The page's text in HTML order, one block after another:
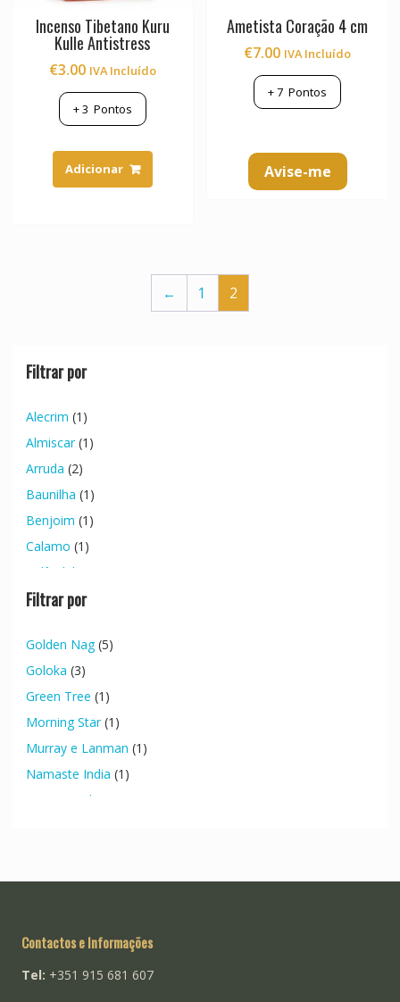
Incenso Tibetano Kuru
Kulle Antistress
€3.00 IVA Incluído
+3 Pontos
Adicionar
Ametista Coração 4 cm
€7.00 IVA Incluído
+7 Pontos
Avise-me
← 1 2
Filtrar por
Alecrim (1)
Almiscar (1)
Arruda (2)
Baunilha (1)
Benjoim (1)
Calamo (1)
Calêndula
Camomila
Cardomomo (1)
Cedro (2)
Cravo da India
Eucalipto (1)
Flor de Laranjeira (1)
Frangipani (1)
Jasmim (1)
Mirra
(1)
Filtrar por
Golden Nag (5)
Goloka (3)
Green Tree (1)
Morning Star (1)
Murray e Lanman (1)
Namaste India (1)
Native Soul
Sagrada Madre (8)
Contactos e Informações
Tel: +351 915 681 607